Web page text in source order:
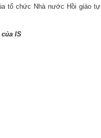
tổ chức Nhà nước Hồi giáo tự
IS